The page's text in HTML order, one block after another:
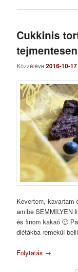
Cukkinis
tejmentesen
Közzétéve2016-10-17
Kevertem, kavartam
amibe SEMMILYEN
és finom kakaó 🙂
diétákba remekül
Folytatás →